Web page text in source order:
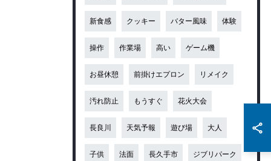
新食感 クッキー バター風味 体験
操作 作業場 高い ゲーム機
お昼休憩 前掛けエプロン リメイク
汚れ防止 もうすぐ 花火大会
長良川 天気予報 遊び場 大人
子供 法面 長久手市 ジブリパーク